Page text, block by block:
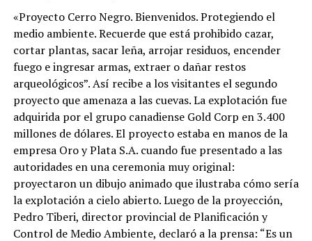
«Proyecto Cerro Negro. Bienvenidos. Protegiendo el
medio ambiente. Recuerde que está prohibido cazar,
cortar plantas, sacar leña, arrojar residuos, encender
fuego e ingresar armas, extraer o dañar restos
arqueológicos”. Así recibe a los visitantes el segundo
proyecto que amenaza a las cuevas. La explotación fue
adquirida por el grupo canadiense Gold Corp en 3.400
millones de dólares. El proyecto estaba en manos de la
empresa Oro y Plata S.A. cuando fue presentado a las
autoridades en una ceremonia muy original:
proyectaron un dibujo animado que ilustraba cómo sería
la explotación a cielo abierto. Luego de la proyección,
Pedro Tiberi, director provincial de Planificación y
Control de Medio Ambiente, declaró a la prensa: “Es un